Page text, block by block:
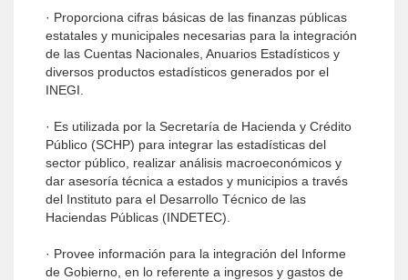
· Proporciona cifras básicas de las finanzas públicas
estatales y municipales necesarias para la integración
de las Cuentas Nacionales, Anuarios Estadísticos y
diversos productos estadísticos generados por el
INEGI.
· Es utilizada por la Secretaría de Hacienda y Crédito
Público (SCHP) para integrar las estadísticas del
sector público, realizar análisis macroeconómicos y
dar asesoría técnica a estados y municipios a través
del Instituto para el Desarrollo Técnico de las
Haciendas Públicas (INDETEC).
· Provee información para la integración del Informe
de Gobierno, en lo referente a ingresos y gastos de